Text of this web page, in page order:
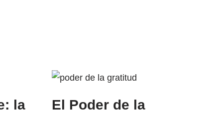
la
El Poder de la